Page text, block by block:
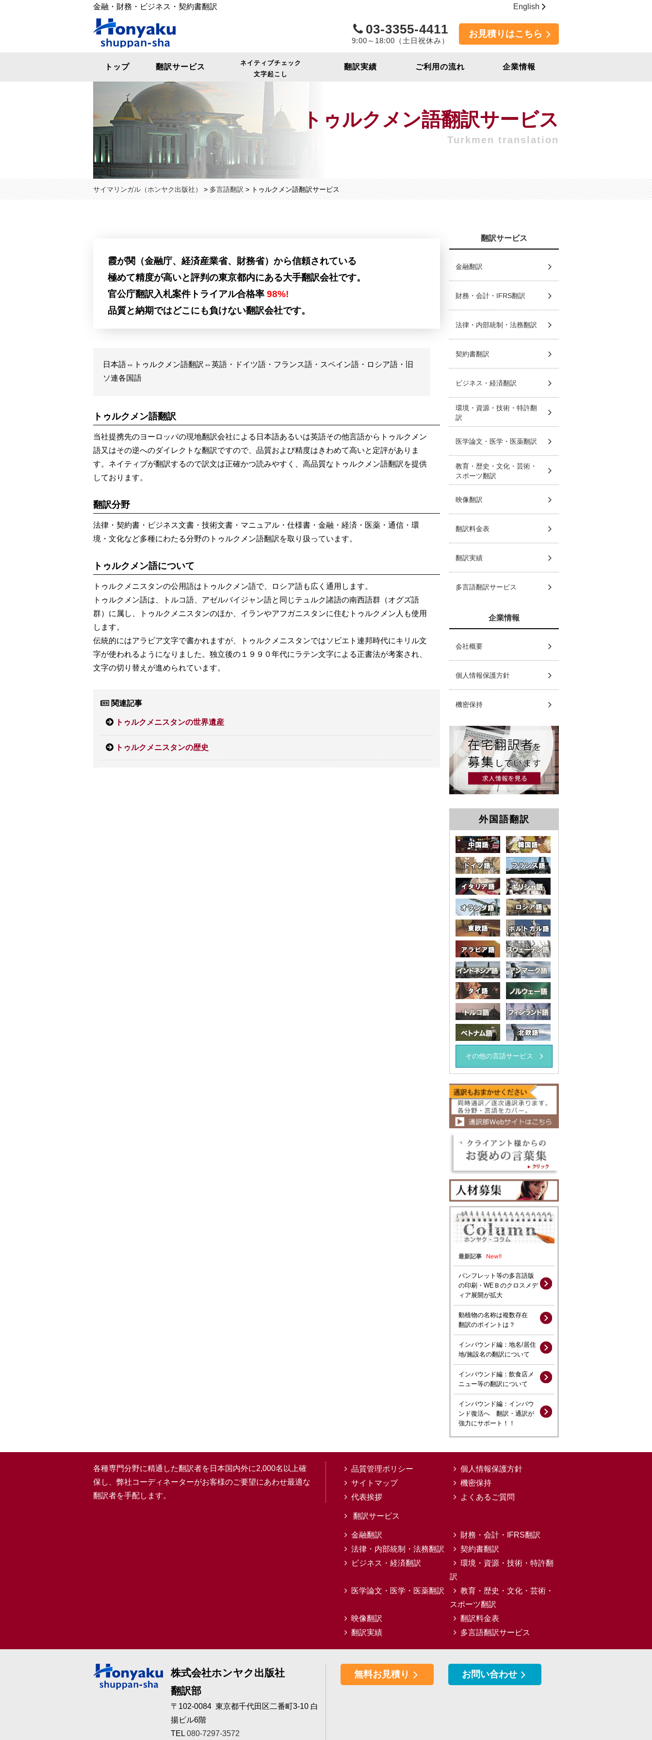
金融・財務・ビジネス・契約書翻訳 English
お見積りはこちら
03-3355-4411
9:00～18:00（土日祝休み）
トップ 翻訳サービス
ネイティブチェック
文字起こし
翻訳実績 ご利用の流れ 企業情報
トゥルクメン語翻訳サービス
Turkmen translation
サイマリンガル（ホンヤク出版社）>多言語翻訳>トゥルクメン語翻訳サービス
霞が関（金融庁、経済産業省、財務省）から信頼されている
極めて精度が高いと評判の東京都内にある大手翻訳会社です。
官公庁翻訳入札案件トライアル合格率 98%!
品質と納期ではどこにも負けない翻訳会社です。
日本語⇔トゥルクメン語翻訳⇔英語・ドイツ語・フランス語・スペイン語・ロシア語・旧
ソ連各国語
トゥルクメン語翻訳
当社提携先のヨーロッパの現地翻訳会社による日本語あるいは英語その他言語からトゥルクメン
語又はその逆へのダイレクトな翻訳ですので、品質および精度はきわめて高いと定評がありま
す。ネイティブが翻訳するので訳文は正確かつ読みやすく、高品質なトゥルクメン語翻訳を提供
しております。
翻訳分野
法律・契約書・ビジネス文書・技術文書・マニュアル・仕様書・金融・経済・医薬・通信・環
境・文化など多種にわたる分野のトゥルクメン語翻訳を取り扱っています。
トゥルクメン語について
トゥルクメニスタンの公用語はトゥルクメン語で、ロシア語も広く通用します。
トゥルクメン語は、トルコ語、アゼルバイジャン語と同じテュルク諸語の南西語群（オグズ語
群）に属し、トゥルクメニスタンのほか、イランやアフガニスタンに住むトゥルクメン人も使用
します。
伝統的にはアラビア文字で書かれますが、トゥルクメニスタンではソビエト連邦時代にキリル文
字が使われるようになりました。独立後の１９９０年代にラテン文字による正書法が考案され、
文字の切り替えが進められています。
関連記事
トゥルクメニスタンの世界遺産
トゥルクメニスタンの歴史
翻訳サービス
金融翻訳
財務・会計・IFRS翻訳
法律・内部統制・法務翻訳
契約書翻訳
ビジネス・経済翻訳
環境・資源・技術・特許翻
訳
医学論文・医学・医薬翻訳
教育・歴史・文化・芸術・
スポーツ翻訳
映像翻訳
翻訳料金表
翻訳実績
多言語翻訳サービス
企業情報
会社概要
個人情報保護方針
機密保持
外国語翻訳
中国語
ドイツ語
イタリア語
オランダ
東欧語
アラビア語
インドネシア語
タイ語
トルコ語
ベトナム語
その他の言語サービス
最新記事 New!!
パンフレット等の多言語版
の印刷・WEＢのクロスメデ
ィア展開が拡大
動植物の名称は複数存在
翻訳のポイントは？
インバウンド編：地名/居住
地/施設名の翻訳について
インバウンド編：飲食店メ
ニュー等の翻訳について
インバウンド編：インバウ
ンド復活へ 翻訳・通訳が
強力にサポート！！
各種専門分野に精通した翻訳者を日本国内外に2,000名以上確
保し、弊社コーディネーターがお客様のご要望にあわせ最適な
翻訳者を手配します。
品質管理ポリシー
サイトマップ
代表挨拶
個人情報保護方針
機密保持
よくあるご質問
翻訳サービス
金融翻訳
財務・会計・IFRS翻訳
法律・内部統制・法務翻訳
契約書翻訳
ビジネス・経済翻訳
環境・資源・技術・特許翻
訳
医学論文・医学・医薬翻訳
教育・歴史・文化・芸術・
スポーツ翻訳
映像翻訳
翻訳料金表
翻訳実績
多言語翻訳サービス
株式会社ホンヤク出版社
翻訳部
〒102-0084 東京都千代田区二番町3-10 白
揚ビル6階
TEL 080-7297-3572
無料お見積り お問い合わせ